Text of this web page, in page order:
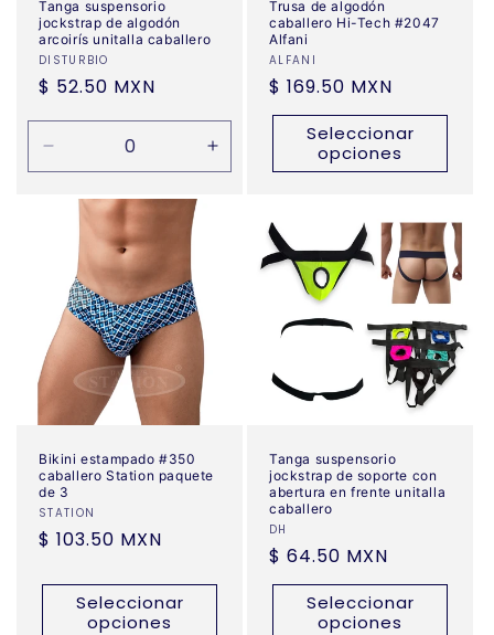
Tanga suspensorio
jockstrap de algodón
arcoirís unitalla caballero
Proveedor:
DISTURBIO
Precio
$ 52.50 MXN
cantidad
para
Title
Aumentar
cantidad
Default
Trusa de algodón
caballero Hi-Tech #2047
Alfani
Proveedor:
ALFANI
Precio
habitual
$ 169.50 MXN
Seleccionar
opciones
Bikini estampado #350
caballero Station paquete
de 3
Proveedor:
STATION
Precio
$ 103.50 MXN
Seleccionar
opciones
Tanga suspensorio
jockstrap de soporte con
abertura en frente unitalla
caballero
Proveedor:
DH
Precio
habitual
$ 64.50 MXN
Seleccionar
opciones